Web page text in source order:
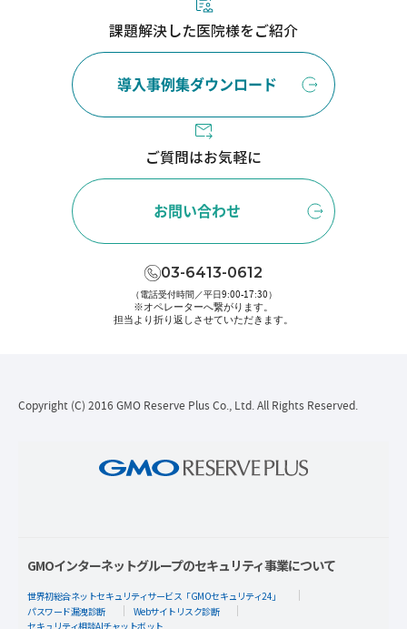
課題解決した医院様をご紹介
導入事例集ダウンロード
ご質問はお気軽に
お問い合わせ
03-6413-0612
（電話受付時間／平日9:00-17:30）
※オペレーターへ繋がります。
担当より折り返しさせていただきます。
Copyright (C) 2016 GMO Reserve Plus Co., Ltd. All Rights Reserved.
GMOインターネットグループのセキュリティ事業について
世界初総合ネットセキュリティサービス「GMOセキュリティ24」
パスワード漏洩診断
Webサイトリスク診断
セキュリティ相談AIチャットボット